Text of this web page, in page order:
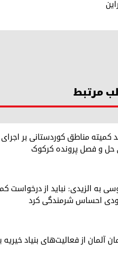
مرتبط
حل و فصل پرونده کرکوک
به الزیدی: نباید از درخواست
احساس شرمندگی کرد
آلمان از فعالیت‌های بنیاد خیریه